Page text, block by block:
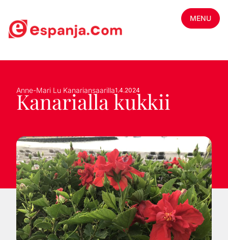
MENU
Anne-Mari Lu Kanariansaarilla1.4.2024
Kanarialla kukkii